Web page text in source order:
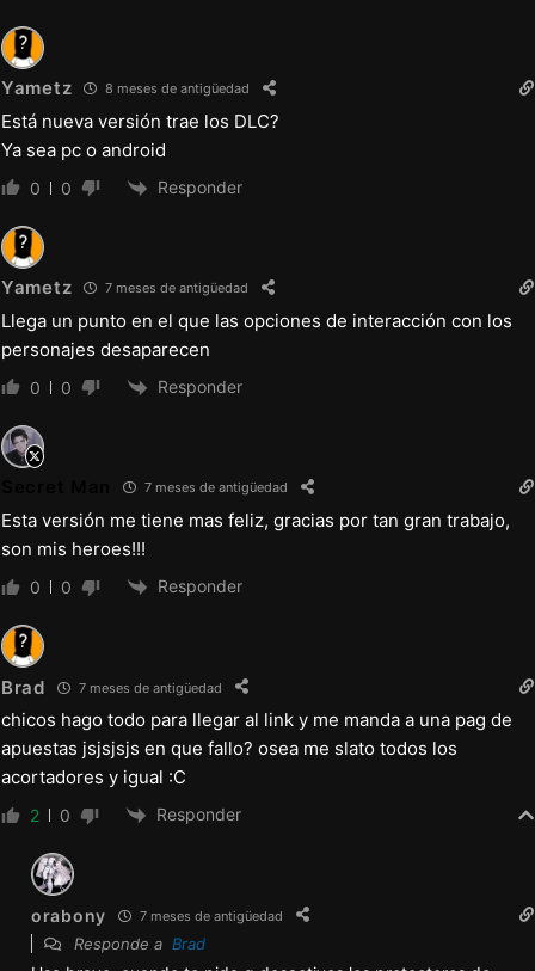
– Brazo de Mike bailando con Cherie y Claire
– Últimos eventos del harén de MILF
– Modificación de las condiciones de
– Notificación de embarazo durante uno de
los eventos de Samantha Eventos
– Retirar atuendos puros de la tienda de ropa
– Infelicidad de Reona durante el juego con
– Pequeña corrección en las capas del juego
con el perro de Bree
– Consejos sutiles de investigación de
armas
Yametz 8 meses de antigüedad
Está nueva versión trae los DLC?
Ya sea pc o android
0 0 Responder
Yametz 7 meses de antigüedad
Llega un punto en el que las opciones de interacción con los
personajes desaparecen
0 0 Responder
7 meses de antigüedad
Esta versión me tiene mas feliz, gracias por tan gran trabajo,
son mis heroes!!!
0 0 Responder
Brad 7 meses de antigüedad
chicos hago todo para llegar al link y me manda a una pag de
apuestas jsjsjsjs en que fallo? osea me slato todos los
acortadores y igual :C
2 0 Responder
orabony 7 meses de antigüedad
Responde a Brad